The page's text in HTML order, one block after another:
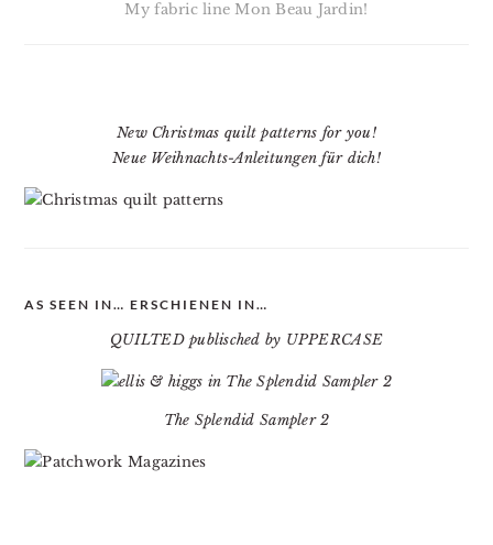
My fabric line Mon Beau Jardin!
New Christmas quilt patterns for you!
Neue Weihnachts-Anleitungen für dich!
AS SEEN IN… ERSCHIENEN IN…
QUILTED publisched by UPPERCASE
The Splendid Sampler 2